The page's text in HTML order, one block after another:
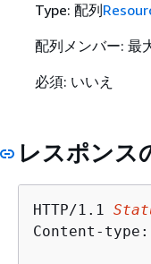
Type: 配列
配列メンバー: 最
必須: いいえ
レスポンス
HTTP/1.1
Content-